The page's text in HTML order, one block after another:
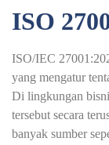
ISO
ISO/IEC
yang mengatur
Di lingkungan
tersebut secara
banyak sumber